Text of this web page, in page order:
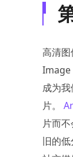
高清
Image
成为
片。
片而
旧的